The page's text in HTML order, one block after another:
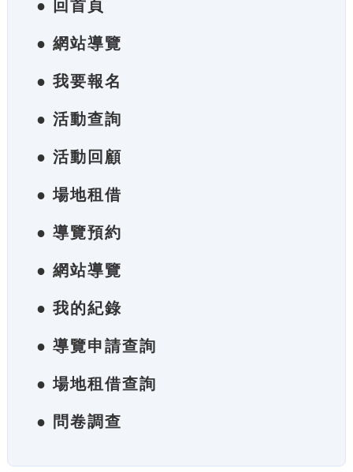
● 回首頁
● 網站導覽
● 我要報名
● 活動查詢
● 活動回顧
● 場地租借
● 導覽預約
● 網站導覽
● 我的紀錄
● 導覽申請查詢
● 場地租借查詢
● 問卷調查